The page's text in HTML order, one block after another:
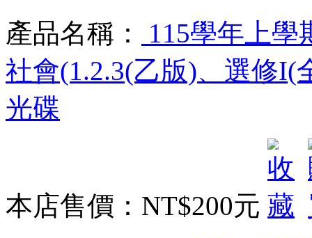
產品名稱：
115學年上學
社會(1.2.3(乙版)、選修I(
光碟
本店售價： NT$200元